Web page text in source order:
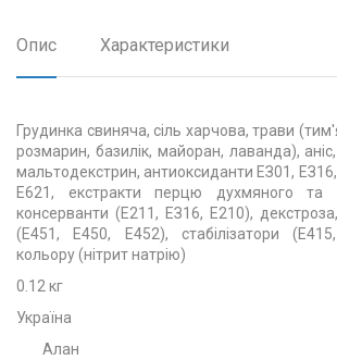
Опис Характеристики
Грудинка свиняча, сіль харчова, трави
розмарин, базилік, майоран, лаванда),
мальтодекстрин, антиоксиданти ЕЗ01,
Е621, екстракти перцю духмяного та
консерванти (Е211, ЕЗ16, E210),
(Е451, Е450, E452), стабілізатори
кольору (нітрит натрію)
0.12 кг
Україна
Алан